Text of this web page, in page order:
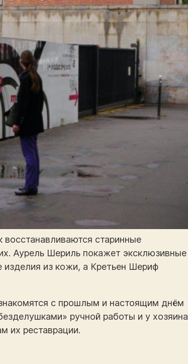
старинные
Аурель Шериль покажет эксклюзивные
из кожи, а Кретьен Шериф
с прошлым и настоящим днём
ручной работы и у хозяина
их реставрации.